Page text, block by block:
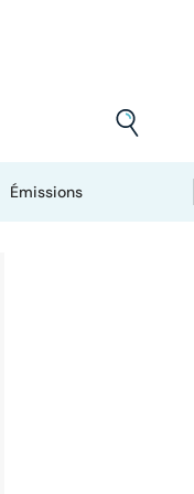
Émissions